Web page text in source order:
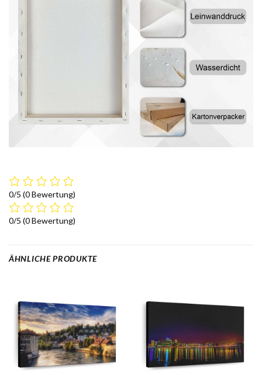
0/5 (0 Bewertung)
0/5 (0 Bewertung)
ÄHNLICHE PRODUKTE